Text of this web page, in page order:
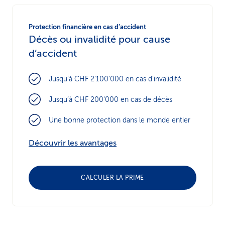
Protection financière en cas d’accident
Décès ou invalidité pour cause
d’accident
Jusqu’à CHF 2'100'000 en cas d’invalidité
Jusqu’à CHF 200'000 en cas de décès
Une bonne protection dans le monde entier
Découvrir les avantages
CALCULER LA PRIME